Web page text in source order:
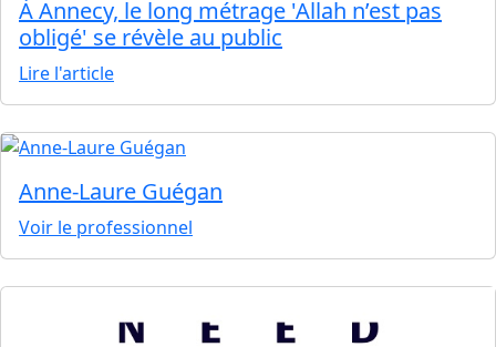
À Annecy, le long métrage 'Allah n’est pas
obligé' se révèle au public
Lire l'article
Anne-Laure Guégan
Voir le professionnel